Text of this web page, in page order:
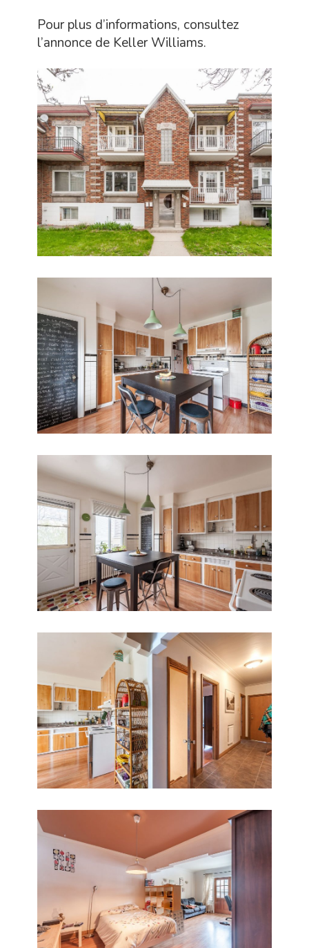
Pour plus d’informations, consultez
l’annonce de Keller Williams.